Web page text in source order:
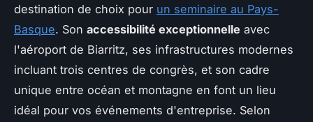
destination de choix pour un seminaire au Pays-
Basque. Son accessibilité exceptionnelle avec
l'aéroport de Biarritz, ses infrastructures modernes
incluant trois centres de congrès, et son cadre
unique entre océan et montagne en font un lieu
idéal pour vos événements d'entreprise. Selon